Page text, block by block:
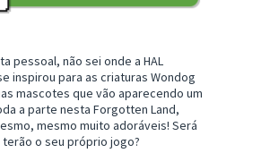
pessoal, não sei onde a HAL
inspirou para as criaturas Wondog
mascotes que vão aparecendo um
a parte nesta Forgotten Land,
mesmo muito adoráveis! Será
terão o seu próprio jogo?